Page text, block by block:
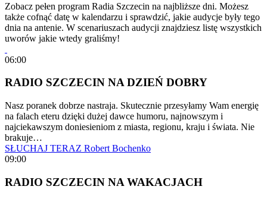
Zobacz pełen program Radia Szczecin na najbliższe dni. Możesz
także cofnąć datę w kalendarzu i sprawdzić, jakie audycje były tego
dnia na antenie. W scenariuszach audycji znajdziesz listę wszystkich
uworów jakie wtedy graliśmy!
06:00
RADIO SZCZECIN NA DZIEŃ DOBRY
Nasz poranek dobrze nastraja. Skutecznie przesyłamy Wam energię
na falach eteru dzięki dużej dawce humoru, najnowszym i
najciekawszym doniesieniom z miasta, regionu, kraju i świata. Nie
brakuje…
SŁUCHAJ TERAZ Robert Bochenko
09:00
RADIO SZCZECIN NA WAKACJACH